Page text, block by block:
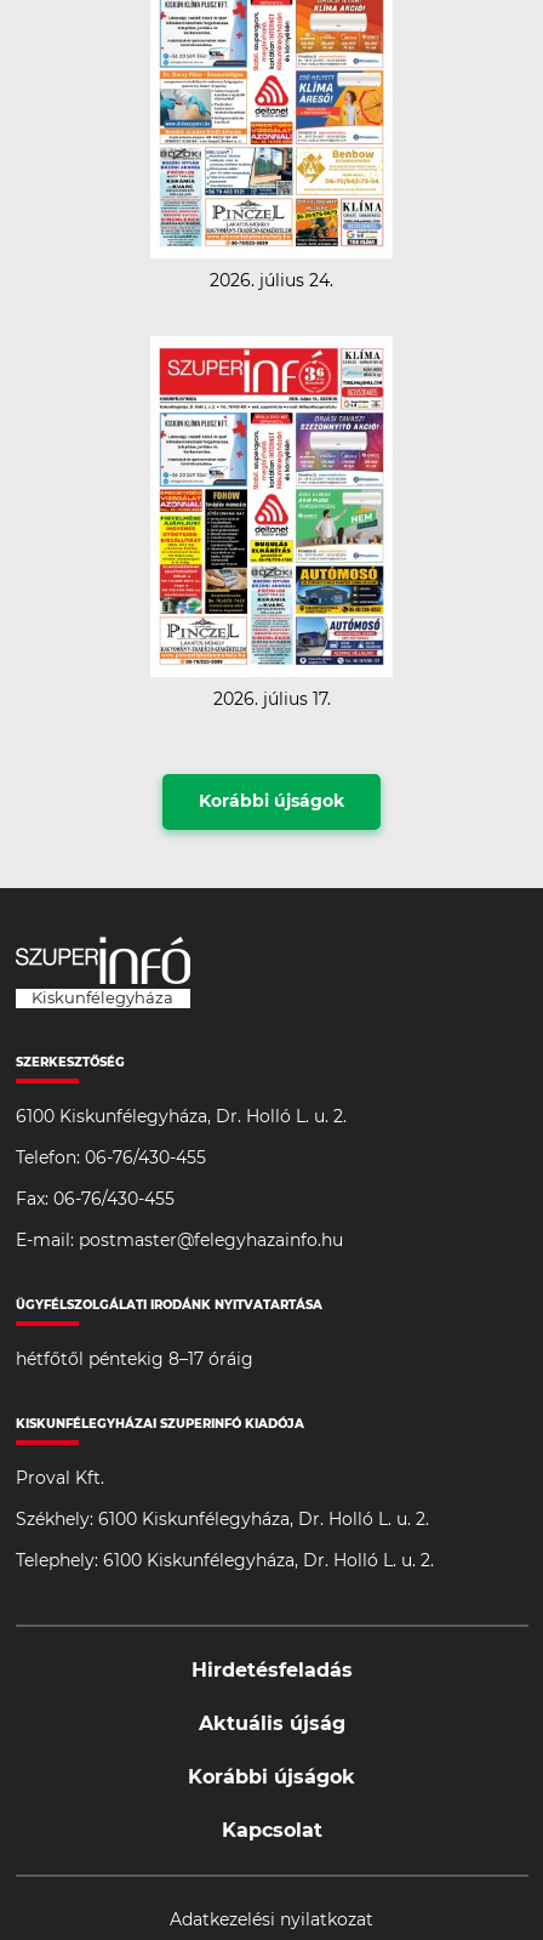
2026. július 24.
2026. július 17.
Korábbi újságok
Kiskunfélegyháza
SZERKESZTŐSÉG
6100 Kiskunfélegyháza, Dr. Holló L. u. 2.
Telefon: 06-76/430-455
Fax: 06-76/430-455
E-mail: postmaster@felegyhazainfo.hu
ÜGYFÉLSZOLGÁLATI IRODÁNK NYITVATARTÁSA
hétfőtől péntekig 8–17 óráig
KISKUNFÉLEGYHÁZAI SZUPERINFÓ KIADÓJA
Proval Kft.
Székhely: 6100 Kiskunfélegyháza, Dr. Holló L. u. 2.
Telephely: 6100 Kiskunfélegyháza, Dr. Holló L. u. 2.
Hirdetésfeladás
Aktuális újság
Korábbi újságok
Kapcsolat
Adatkezelési nyilatkozat